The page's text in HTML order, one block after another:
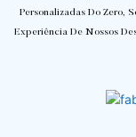
Personalizadas Do Zero,
Experiência De Nossos